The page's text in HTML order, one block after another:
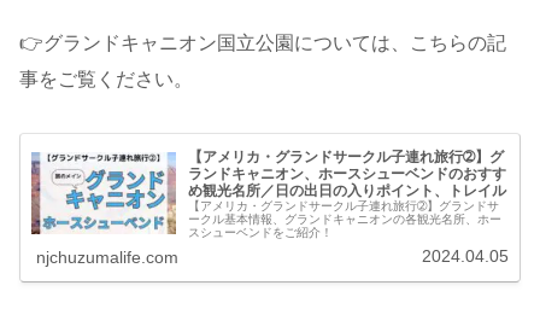
👉グランドキャニオン国立公園については、こちらの記
事をご覧ください。
【アメリカ・グランドサークル子連れ旅行➁】グ
ランドキャニオン、ホースシューベンドのおすす
め観光名所／日の出日の入りポイント、トレイル
【アメリカ・グランドサークル子連れ旅行➁】グランドサ
ークル基本情報、グランドキャニオンの各観光名所、ホー
スシューベンドをご紹介！
njchuzumalife.com 2024.04.05